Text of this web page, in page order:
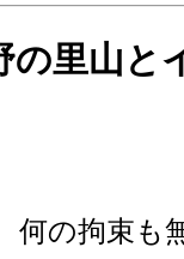
野の里
何の拘束も